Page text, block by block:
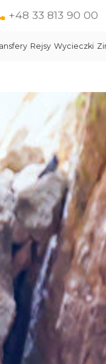
+48 33 813 90 00
Rejsy Wycieczki